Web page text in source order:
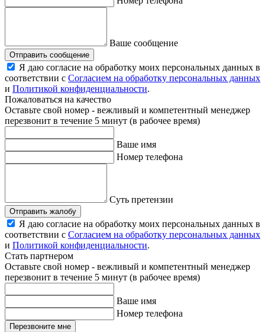
Ваше сообщение
Отправить сообщение
Я даю согласие на обработку моих персональных данных в
соответствии с Согласием на обработку персональных данных
и Политикой конфиденциальности.
Пожаловаться на качество
Оставьте свой номер - вежливый и компетентный менеджер
перезвонит в течение 5 минут (в рабочее время)
Ваше имя
Номер телефона
Суть претензии
Отправить жалобу
Я даю согласие на обработку моих персональных данных в
соответствии с Согласием на обработку персональных данных
и Политикой конфиденциальности.
Стать партнером
Оставьте свой номер - вежливый и компетентный менеджер
перезвонит в течение 5 минут (в рабочее время)
Ваше имя
Номер телефона
Перезвоните мне